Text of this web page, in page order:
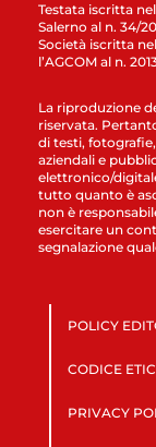
Testata iscritta
Salerno al n. 34/
Società iscritta
l’AGCOM al n.
La riproduzione
riservata.
di testi,
aziendali e
elettronico/
tutto quanto è
non è
esercitare un
segnalazione
POLICY
CODICE
PRIVACY